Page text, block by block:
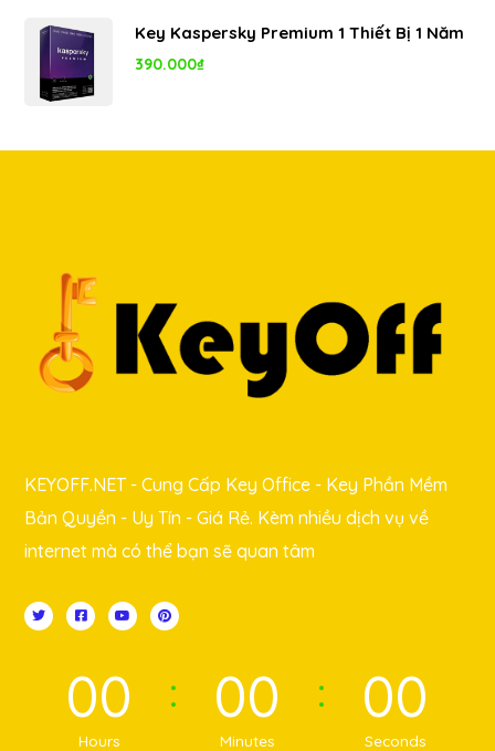
Key Kaspersky Premium 1 Thiết Bị 1 Năm
390.000₫
KEYOFF.NET - Cung Cấp Key Office - Key Phần Mềm
Bản Quyền - Uy Tín - Giá Rẻ. Kèm nhiều dịch vụ về
internet mà có thể bạn sẽ quan tâm
00
Hours
00
Minutes
00
Seconds